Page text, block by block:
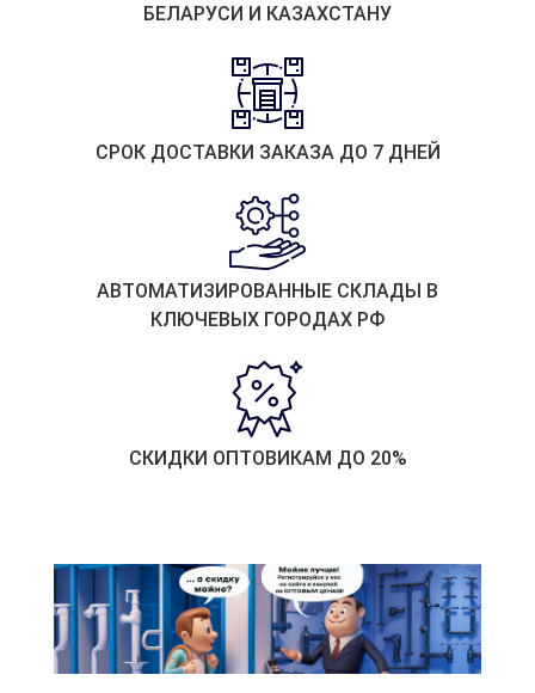
БЕЛАРУСИ И КАЗАХСТАНУ
СРОК ДОСТАВКИ ЗАКАЗА ДО 7 ДНЕЙ
АВТОМАТИЗИРОВАННЫЕ СКЛАДЫ В
КЛЮЧЕВЫХ ГОРОДАХ РФ
СКИДКИ ОПТОВИКАМ ДО 20%